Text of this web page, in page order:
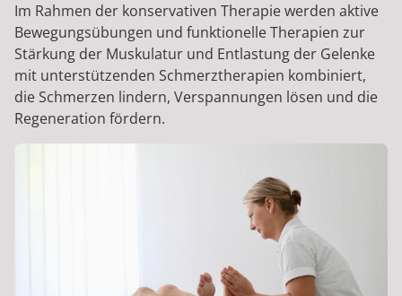
Im Rahmen der konservativen Therapie werden aktive
Bewegungsübungen und funktionelle Therapien zur
Stärkung der Muskulatur und Entlastung der Gelenke
mit unterstützenden Schmerztherapien kombiniert,
die Schmerzen lindern, Verspannungen lösen und die
Regeneration fördern.